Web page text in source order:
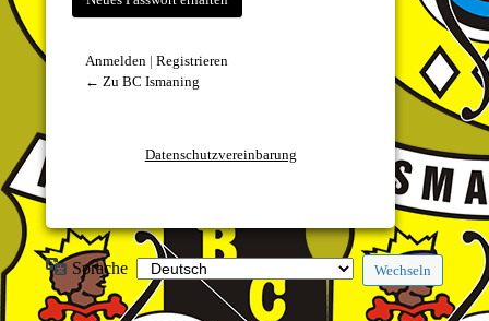
Anmelden |Registrieren
← Zu BC Ismaning
Datenschutzvereinbarung
Sprache